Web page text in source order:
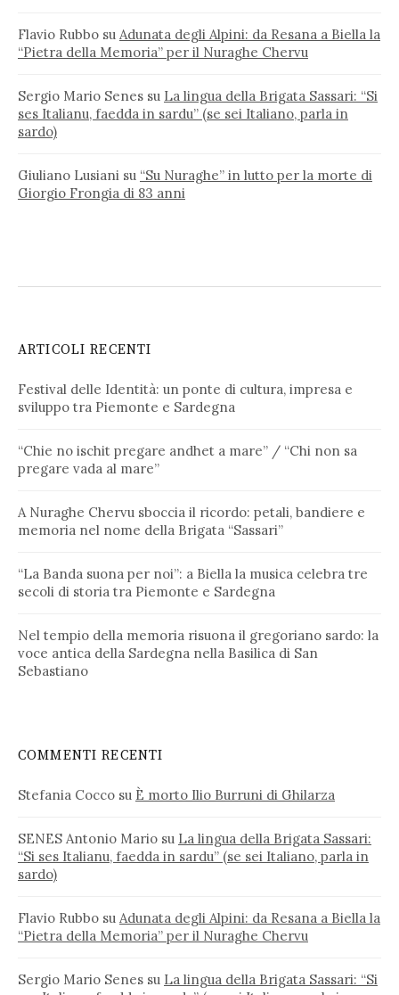
Flavio Rubbo su Adunata degli Alpini: da Resana a Biella la
“Pietra della Memoria” per il Nuraghe Chervu
Sergio Mario Senes su La lingua della Brigata Sassari: “Si
ses Italianu, faedda in sardu” (se sei Italiano, parla in
sardo)
Giuliano Lusiani su “Su Nuraghe” in lutto per la morte di
Giorgio Frongia di 83 anni
ARTICOLI RECENTI
Festival delle Identità: un ponte di cultura, impresa e
sviluppo tra Piemonte e Sardegna
“Chie no ischit pregare andhet a mare” / “Chi non sa
pregare vada al mare”
A Nuraghe Chervu sboccia il ricordo: petali, bandiere e
memoria nel nome della Brigata “Sassari”
“La Banda suona per noi”: a Biella la musica celebra tre
secoli di storia tra Piemonte e Sardegna
Nel tempio della memoria risuona il gregoriano sardo: la
voce antica della Sardegna nella Basilica di San
Sebastiano
COMMENTI RECENTI
Stefania Cocco su È morto Ilio Burruni di Ghilarza
SENES Antonio Mario su La lingua della Brigata Sassari:
“Si ses Italianu, faedda in sardu” (se sei Italiano, parla in
sardo)
Flavio Rubbo su Adunata degli Alpini: da Resana a Biella la
“Pietra della Memoria” per il Nuraghe Chervu
Sergio Mario Senes su La lingua della Brigata Sassari: “Si